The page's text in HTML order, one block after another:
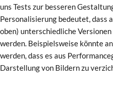
uns Tests zur besseren
Personalisierung bedeutet, dass
oben) unterschiedliche
werden. Beispielsweise könnte
werden, dass es aus
Darstellung von Bildern zu